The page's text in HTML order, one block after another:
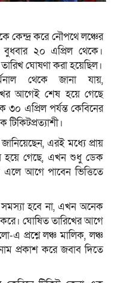
কেন্দ্র করে নৌপথে লঞ্চের
২০ এপ্রিল থেকে।
ঘোষণা করা হয়েছিল।
থেকে জানা যায়,
আগেই শেষ হয়ে গেছে
৩০ এপ্রিল পর্যন্ত কেবিনের
টিকিটপ্রত্যাশী।
এরই মধ্যে প্রায়
হয়ে গেছে, এখন শুধু ডেক
আগে পাবেন ভিত্তিতে
সমস্যা হবে না, এখন অনেক
করে। ঘোষিত তারিখের আগে
এ প্রশ্নে লঞ্চ মালিক, লঞ্চ
প্রকাশ করে জবাব দিতে